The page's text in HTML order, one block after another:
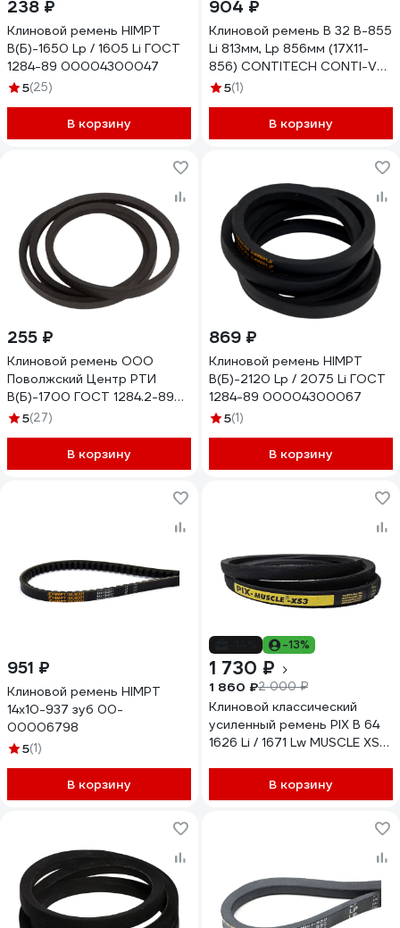
238 ₽
Клиновой ремень HIMPT
В(Б)-1650 Lp / 1605 Li ГОСТ
1284-89 00004300047
5(25)
В корзину
904 ₽
Клиновой ремень B 32 B-855
Li 813мм, Lp 856мм (17X11-
856) CONTITECH CONTI-V
B32CONTI
5(1)
В корзину
255 ₽
Клиновой ремень ООО
Поволжский Центр РТИ
В(Б)-1700 ГОСТ 1284.2-89
2.003.022
5(27)
В корзину
869 ₽
Клиновой ремень HIMPT
В(Б)-2120 Lp / 2075 Li ГОСТ
1284-89 00004300067
5(1)
В корзину
951 ₽
Клиновой ремень HIMPT
14x10-937 зуб 00-
00006798
5(1)
В корзину
-13%
1 730 ₽
1 860 ₽2 000 ₽
Клиновой классический
усиленный ремень PIX B 64
1626 Li / 1671 Lw MUSCLE XS3
В корзину